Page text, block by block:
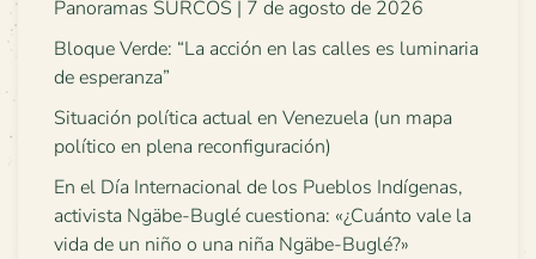
Panoramas SURCOS | 7 de agosto de 2026
Bloque Verde: “La acción en las calles es luminaria
de esperanza”
Situación política actual en Venezuela (un mapa
político en plena reconfiguración)
En el Día Internacional de los Pueblos Indígenas,
activista Ngäbe-Buglé cuestiona: «¿Cuánto vale la
vida de un niño o una niña Ngäbe-Buglé?»